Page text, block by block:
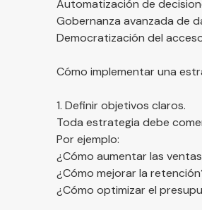
Automatización de
Gobernanza avanzada de
Democratización del
Cómo implementar una
1. Definir objetivos claros.
Toda estrategia debe
Por ejemplo:
¿Cómo aumentar las
¿Cómo mejorar la
¿Cómo optimizar el